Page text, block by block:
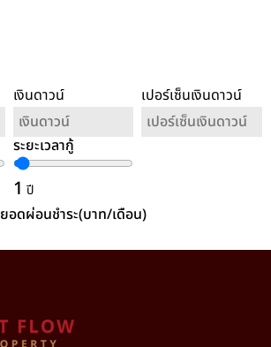
เงินดาวน์ เปอร์เซ็นเงินดาวน์
ระยะเวลากู้
1 ปี
ยอดผ่อนชำระ(บาท/เดือน)